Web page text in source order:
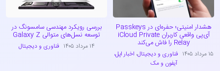
هشدار امنیتی؛ حفره‌ای در Passkeys
آی‌پی واقعی کاربران iCloud Private
Relay را فاش می‌کند
۱۵ مرداد ۱۴۰۵ فناوری و دیجیتال، اخبار اپل،
آیفون و مک
بررسی رویکرد مهندسی سامسونگ در
توسعه نسل‌های متوالی Galaxy Z
۱۴ مرداد ۱۴۰۵ فناوری و دیجیتال